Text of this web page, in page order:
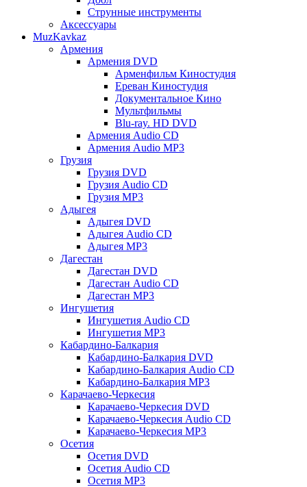
Струнные инструменты
Аксессуары
MuzKavkaz
Армения
Армения DVD
Арменфильм Киностудия
Ереван Киностудия
Документальное Кино
Мультфильмы
Blu-ray. HD DVD
Армения Audio CD
Армения Audio MP3
Грузия
Грузия DVD
Грузия Audio CD
Грузия MP3
Адыгея
Адыгея DVD
Адыгея Audio CD
Адыгея MP3
Дагестан
Дагестан DVD
Дагестан Audio CD
Дагестан MP3
Ингушетия
Ингушетия Audio CD
Ингушетия MP3
Кабардино-Балкария
Кабардино-Балкария DVD
Кабардино-Балкария Audio CD
Кабардино-Балкария MP3
Карачаево-Черкесия
Карачаево-Черкесия DVD
Карачаево-Черкесия Audio CD
Карачаево-Черкесия MP3
Осетия
Осетия DVD
Осетия Audio CD
Осетия MP3